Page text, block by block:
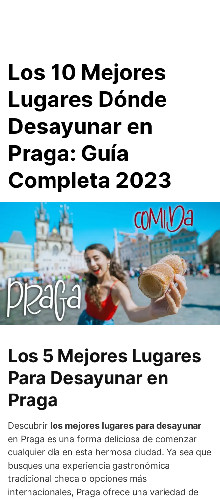
Los 10 Mejores
Lugares Dónde
Desayunar en
Praga: Guía
Completa 2023
Los 5 Mejores Lugares
Para Desayunar en
Praga
Descubrir los mejores lugares para desayunar
en Praga es una forma deliciosa de comenzar
cualquier día en esta hermosa ciudad. Ya sea que
busques una experiencia gastronómica
tradicional checa o opciones más
internacionales, Praga ofrece una variedad de